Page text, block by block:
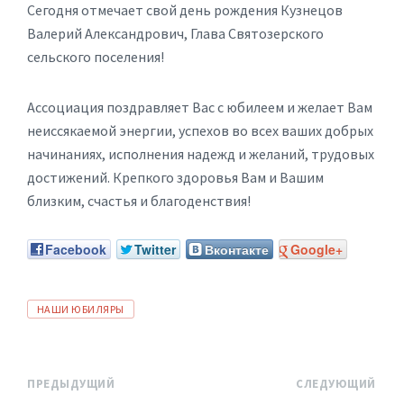
Сегодня отмечает свой день рождения Кузнецов
Валерий Александрович, Глава Святозерского
сельского поселения!
Ассоциация поздравляет Вас с юбилеем и желает Вам
неиссякаемой энергии, успехов во всех ваших добрых
начинаниях, исполнения надежд и желаний, трудовых
достижений. Крепкого здоровья Вам и Вашим
близким, счастья и благоденствия!
Facebook Twitter Вконтакте Google+
ТЕГИ:
НАШИ ЮБИЛЯРЫ
ПРЕДЫДУЩИЙ СЛЕДУЮЩИЙ